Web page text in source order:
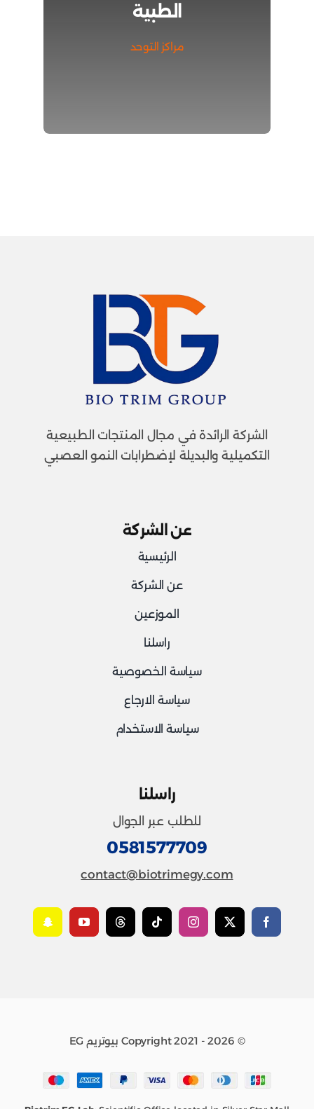
الطبية
مراكز التوحد
الشركة الرائدة في مجال المنتجات الطبيعية
التكميلية والبديلة لإضطرابات النمو العصبي
عن الشركة
الرئيسية
عن الشركة
الموزعين
راسلنا
سياسة الخصوصية
سياسة الارجاع
سياسة الاستخدام
راسلنا
للطلب عبر الجوال
0581577709
contact@biotrimegy.com
© Copyright 2021 - 2026 بيوتريم EG